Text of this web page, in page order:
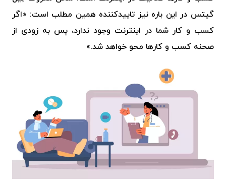
گیتس در این باره نیز تاییدکننده همین مطلب است: «اگر
کسب و کار شما در اینترنت وجود ندارد، پس به زودی از
صحنه کسب و کارها محو خواهد شد.»